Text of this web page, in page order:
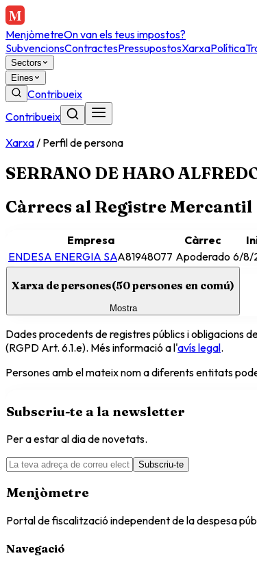
MenjòmetreOn van els teus impostos?
SubvencionsContractesPressupostosXarxaPolítica
Sectors
Eines
Contribueix
Contribueix
Xarxa/ Perfil de persona
SERRANO DE HARO
Càrrecs al Registre Mercantil
Empresa Càrrec
ENDESA ENERGIA SAA81948077 Apoderado 6/8/
Xarxa de persones(50persones en comú)
Mostra
Dades procedents de registres públics i obligacions
(RGPD Art. 6.1.e). Més informació a l'avís legal.
Persones amb el mateix nom a diferents entitats
Subscriu-te a la newsletter
Per a estar al dia de novetats.
Subscriu-te
Menjòmetre
Portal de fiscalització independent de la despesa
Navegació